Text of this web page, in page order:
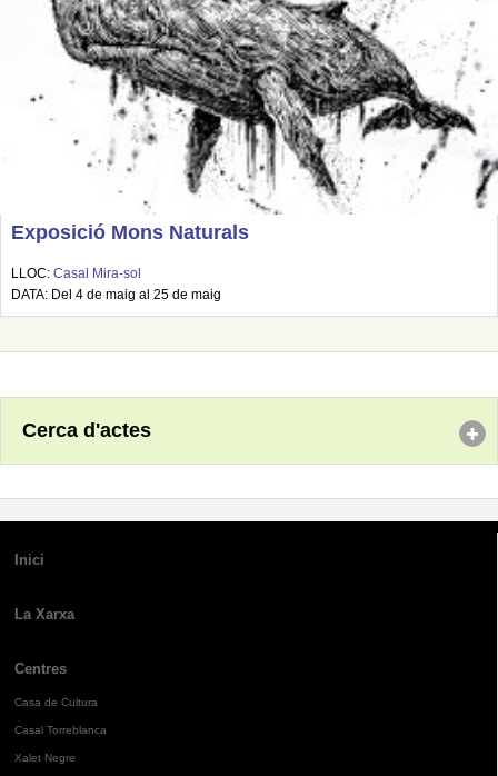
Exposició Mons Naturals
LLOC: Casal Mira-sol
DATA: Del 4 de maig al 25 de maig
Cerca d'actes
Inici
La Xarxa
Centres
Casa de Cultura
Casal Torreblanca
Xalet Negre